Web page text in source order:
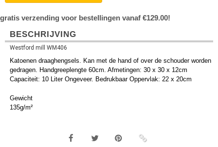
gratis verzending voor bestellingen vanaf €129.00!
BESCHRIJVING
Westford mill WM406
Katoenen draaghengsels. Kan met de hand of over de schouder worden
gedragen. Handgreeplengte 60cm. Afmetingen: 30 x 30 x 12cm
Capaciteit: 10 Liter Ongeveer. Bedrukbaar Oppervlak: 22 x 20cm
Gewicht
135g/m²